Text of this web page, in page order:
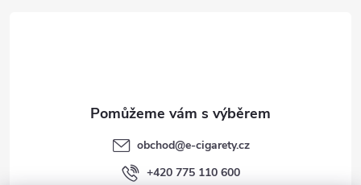
obchod@e-cigarety.cz
+420 775 110 600